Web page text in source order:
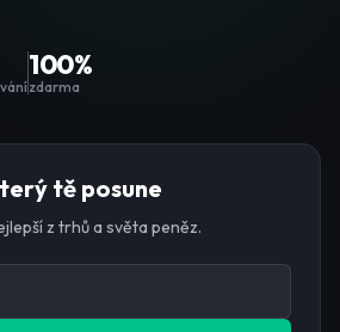
100%
zdarma
tě posune
z trhů a světa peněz.